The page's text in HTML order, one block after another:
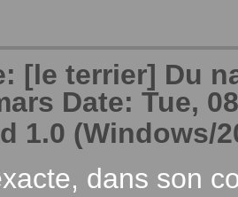
[le terrier] Du
Date: Tue,
1.0 (Windows/
dans son